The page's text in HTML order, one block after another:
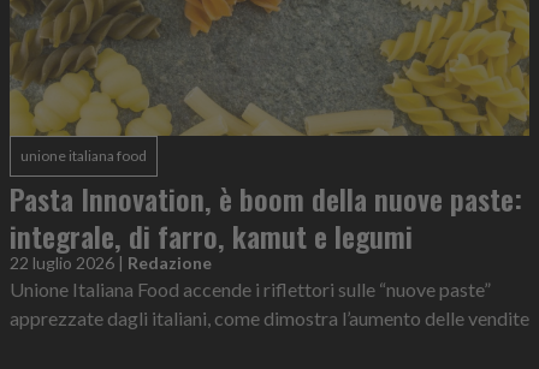
unione italiana food
Pasta Innovation, è boom della nuove paste:
integrale, di farro, kamut e legumi
22 luglio 2026 | Redazione
Unione Italiana Food accende i riflettori sulle “nuove paste”
apprezzate dagli italiani, come dimostra l’aumento delle vendite